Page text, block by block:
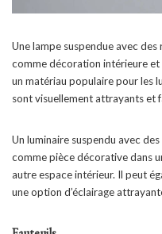
Une lampe suspendue avec
comme décoration intérieure
un matériau populaire pour les
sont visuellement attrayants et
Un luminaire suspendu avec
comme pièce décorative dans
autre espace intérieur. Il peut
une option d’éclairage